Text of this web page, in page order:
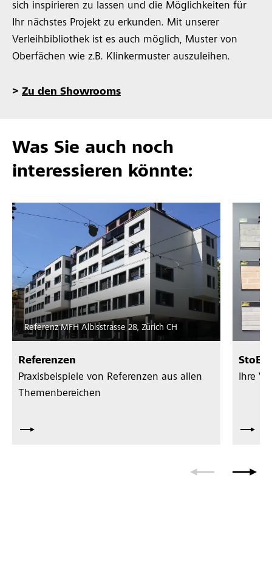
sich inspirieren zu lassen und die Möglichkeiten für
Ihr nächstes Projekt zu erkunden. Mit unserer
Verleihbibliothek ist es auch möglich, Muster von
Oberfächen wie z.B. Klinkermuster auszuleihen.
> Zu den Showrooms
Was Sie auch noch
interessieren könnte:
Referenzen
Praxisbeispiele von Referenzen aus allen
Themenbereichen
Referenz MFH Albisstrasse 28, Zürich CH
Ihre